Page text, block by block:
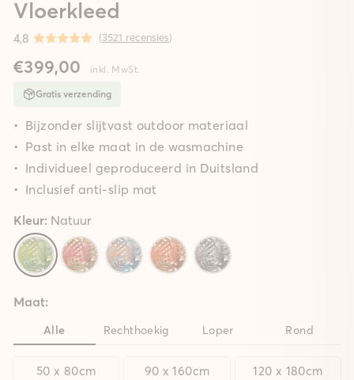
Vloerkleed
4,8 (3521 recensies)
€399,00 inkl. MwSt.
Gratis verzending
Bijzonder slijtvast outdoor materiaal
Past in elke maat in de wasmachine
Individueel geproduceerd in Duitsland
Inclusief anti-slip mat
Kleur: Natuur
Maat:
Alle Rechthoekig Loper Rond
50 x 80cm 90 x 160cm 120 x 180cm